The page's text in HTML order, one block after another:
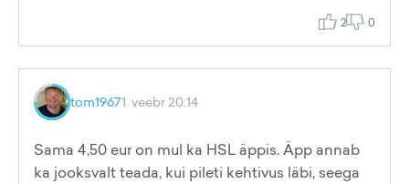
2 0
tom19671. veebr 20:14
Sama 4,50 eur on mul ka HSL äppis. Äpp annab
ka jooksvalt teada, kui pileti kehtivus läbi, seega